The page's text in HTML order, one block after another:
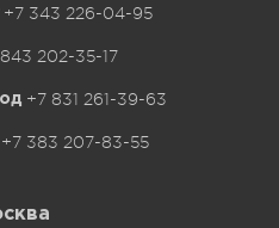
+7 343 226-04-95
202-35-17
+7 831 261-39-63
+7 383 207-83-55